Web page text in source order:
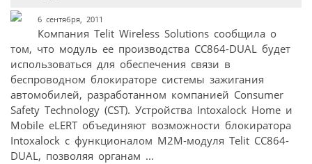
6 сентября, 2011
Компания Telit Wireless Solutions сообщила о
том, что модуль ее производства CC864-DUAL будет
использоваться для обеспечения связи в
беспроводном блокираторе системы зажигания
автомобилей, разработанном компанией Consumer
Safety Technology (CST). Устройства Intoxalock Home и
Mobile eLERT объединяют возможности блокиратора
Intoxalock с функционалом M2M-модуля Telit CC864-
DUAL, позволяя органам ...